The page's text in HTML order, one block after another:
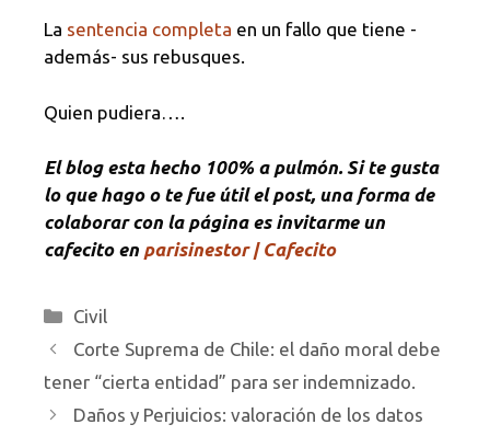
La sentencia completa en un fallo que tiene -
además- sus rebusques.
Quien pudiera….
El blog esta hecho 100% a pulmón. Si te gusta
lo que hago o te fue útil el post, una forma de
colaborar con la página es invitarme un
cafecito en parisinestor | Cafecito
Categorías
Civil
Corte Suprema de Chile: el daño moral debe
tener “cierta entidad” para ser indemnizado.
Daños y Perjuicios: valoración de los datos